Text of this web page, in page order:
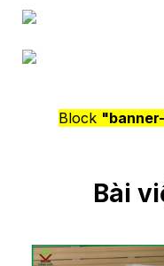
Block
Bài